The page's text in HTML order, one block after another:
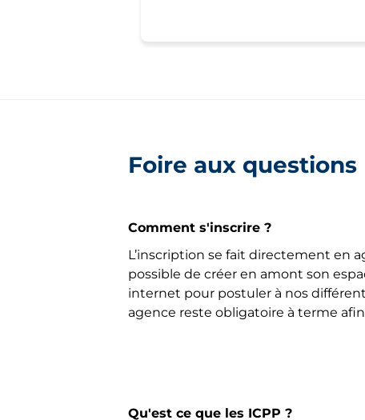
satisfait de cette collaboration
Foire aux questions
Comment s'inscrire ?
L’inscription se fait directement en
possible de créer en amont son
internet pour postuler à nos
agence reste obligatoire à terme
Qu'est ce que les ICPP ?